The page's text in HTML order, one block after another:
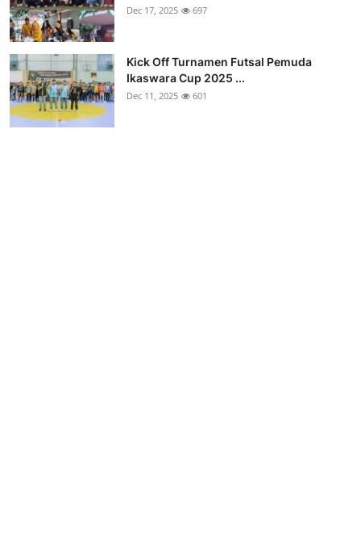
Dec 17, 2025 697
Kick Off Turnamen Futsal Pemuda
Ikaswara Cup 2025 ...
Dec 11, 2025 601